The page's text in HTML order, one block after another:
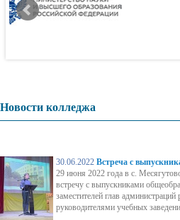
Новости колледжа
30.06.2022 Встреча с
29 июня 2022 года в с.
встречу с выпускниками
заместителей глав
руководителями учебных